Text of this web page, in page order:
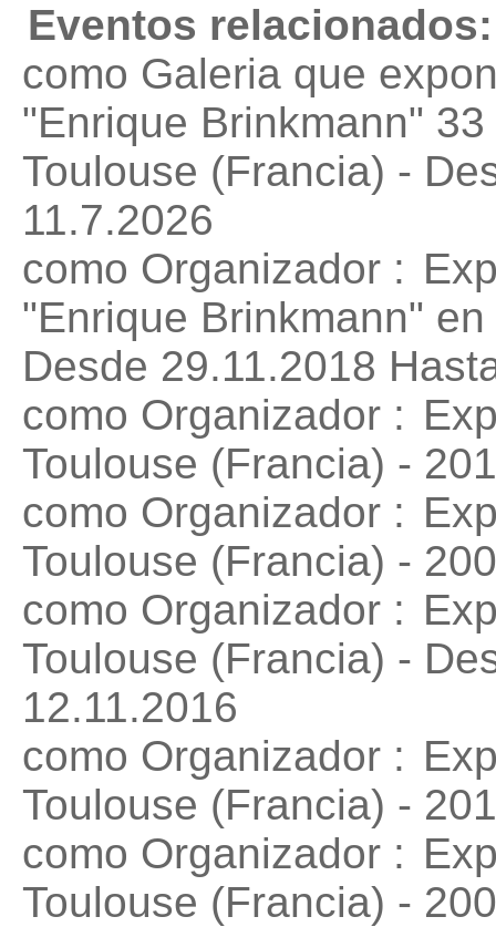
Eventos relacionados:
como Galeria que
"Enrique Brinkmann" 33
Toulouse (Francia) -
11.7.2026
como Organizador :
"Enrique Brinkmann" en
Desde 29.11.2018
como Organizador :
Toulouse (Francia) -
como Organizador :
Toulouse (Francia) -
como Organizador :
Toulouse (Francia) -
12.11.2016
como Organizador :
Toulouse (Francia) -
como Organizador :
Toulouse (Francia) -